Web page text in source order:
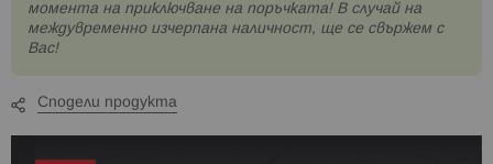
момента на приключване на поръчката! В случай на
междувременно изчерпана наличност, ще се свържем с
Вас!
Сподели продукта